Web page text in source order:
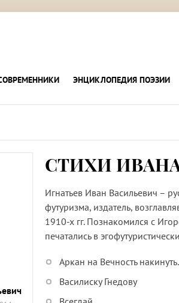
ЭНЦИКЛОПЕДИЯ ПОЭЗИИ
СТИХИ
Игнатьев Иван Васильевич –
футуризма, издатель,
1910-х гг. Познакомился с
печатались в
Аркан на Вечность
Василиску Гнедову